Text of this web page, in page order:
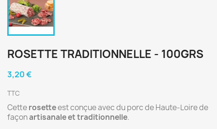
ROSETTE TRADITIONNELLE - 100GRS
3,20 €
TTC
Cetterosetteest conçue avec du porc de Haute-Loire de
façonartisanale et traditionnelle.